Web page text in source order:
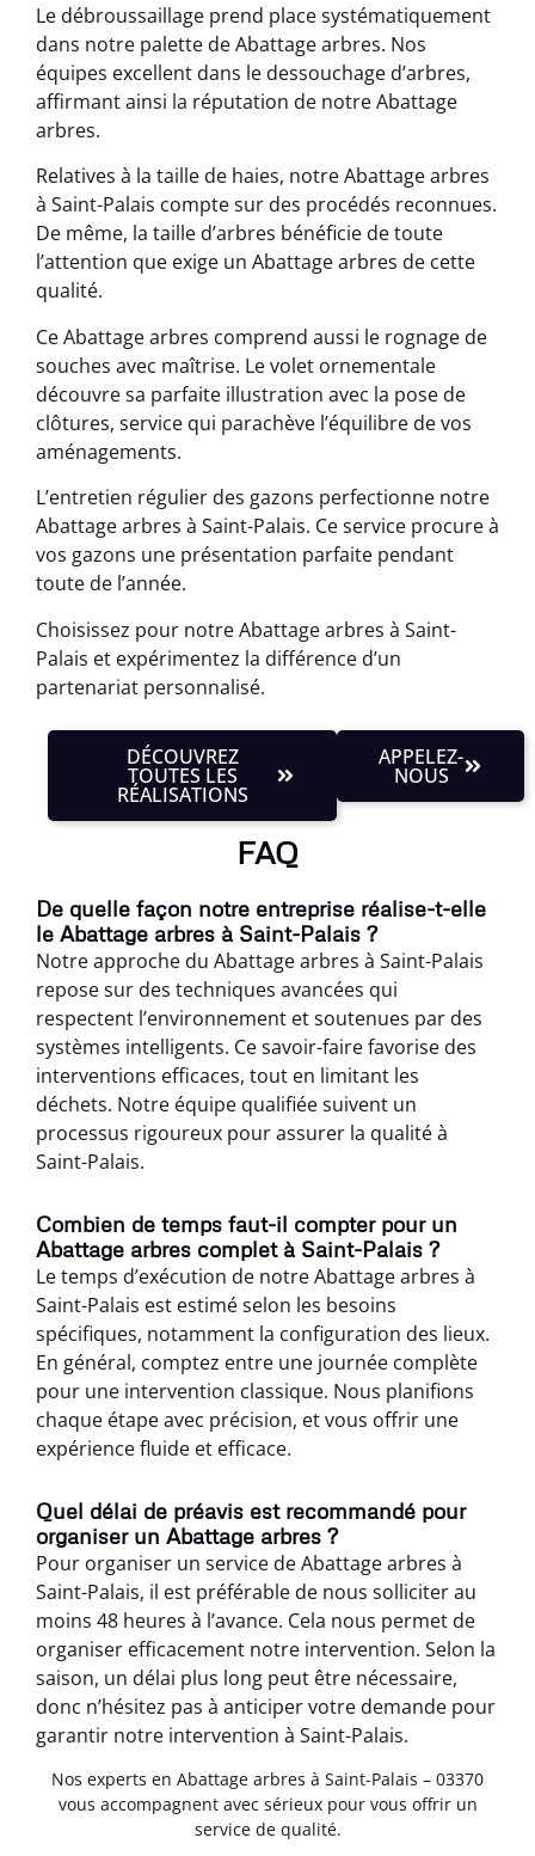
Le débroussaillage prend place systématiquement
dans notre palette de Abattage arbres. Nos
équipes excellent dans le dessouchage d’arbres,
affirmant ainsi la réputation de notre Abattage
arbres.
Relatives à la taille de haies, notre Abattage arbres
à Saint-Palais compte sur des procédés reconnues.
De même, la taille d’arbres bénéficie de toute
l’attention que exige un Abattage arbres de cette
qualité.
Ce Abattage arbres comprend aussi le rognage de
souches avec maîtrise. Le volet ornementale
découvre sa parfaite illustration avec la pose de
clôtures, service qui parachève l’équilibre de vos
aménagements.
L’entretien régulier des gazons perfectionne notre
Abattage arbres à Saint-Palais. Ce service procure à
vos gazons une présentation parfaite pendant
toute de l’année.
Choisissez pour notre Abattage arbres à Saint-
Palais et expérimentez la différence d’un
partenariat personnalisé.
DÉCOUVREZ
TOUTES LES
RÉALISATIONS
APPELEZ-
NOUS
FAQ
De quelle façon notre entreprise réalise-t-elle
le Abattage arbres à Saint-Palais ?
Notre approche du Abattage arbres à Saint-Palais
repose sur des techniques avancées qui
respectent l’environnement et soutenues par des
systèmes intelligents. Ce savoir-faire favorise des
interventions efficaces, tout en limitant les
déchets. Notre équipe qualifiée suivent un
processus rigoureux pour assurer la qualité à
Saint-Palais.
Combien de temps faut-il compter pour un
Abattage arbres complet à Saint-Palais ?
Le temps d’exécution de notre Abattage arbres à
Saint-Palais est estimé selon les besoins
spécifiques, notamment la configuration des lieux.
En général, comptez entre une journée complète
pour une intervention classique. Nous planifions
chaque étape avec précision, et vous offrir une
expérience fluide et efficace.
Quel délai de préavis est recommandé pour
organiser un Abattage arbres ?
Pour organiser un service de Abattage arbres à
Saint-Palais, il est préférable de nous solliciter au
moins 48 heures à l’avance. Cela nous permet de
organiser efficacement notre intervention. Selon la
saison, un délai plus long peut être nécessaire,
donc n’hésitez pas à anticiper votre demande pour
garantir notre intervention à Saint-Palais.
Nos experts en Abattage arbres à Saint-Palais – 03370
vous accompagnent avec sérieux pour vous offrir un
service de qualité.